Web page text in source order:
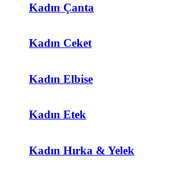
Kadın Çanta
Kadın Ceket
Kadın Elbise
Kadın Etek
Kadın Hırka & Yelek